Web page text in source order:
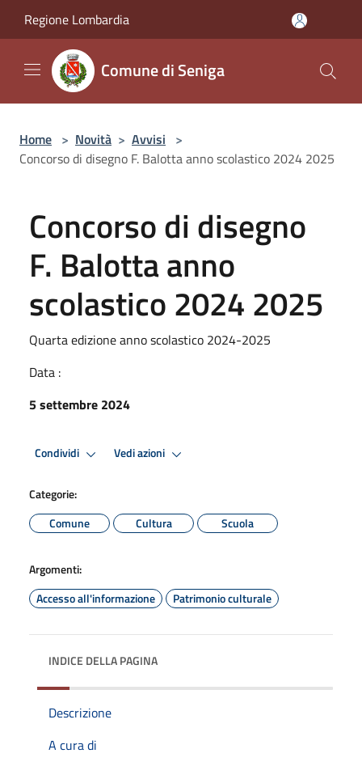
Regione Lombardia
Comune di Seniga
Home > Novità > Avvisi >
Concorso di disegno F. Balotta anno scolastico 2024 2025
Concorso di disegno
F. Balotta anno
scolastico 2024 2025
Quarta edizione anno scolastico 2024-2025
Data :
5 settembre 2024
Condividi Vedi azioni
Categorie:
Comune
Cultura Scuola
Argomenti:
Accesso all'informazione
Patrimonio culturale
INDICE DELLA PAGINA
Descrizione
A cura di